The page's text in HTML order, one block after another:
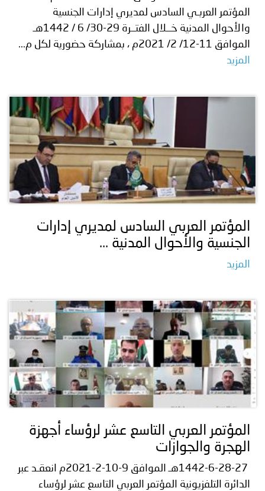
المؤتمر العربـي السادس لمديري إدارات الجنسية
والأحوال المدنية خــلال الفتــرة 29-30/ 6 / 1442هـ
الموافق 11-12/ 2/ 2021م ، بمشاركة حضورية لكل م...
المزيد
المؤتمر العربي السادس لمديري إدارات
الجنسية والأحوال المدنية ...
المزيد
المؤتمر العربي التاسع عشر لرؤساء أجهزة
الهجرة والجوازات
1442-6-28-27هـ الموافق 9-10-2-2021م انعقـد عبر
الدائرة التلفزيونية المؤتمر العربي التاسع عشر لرؤساء